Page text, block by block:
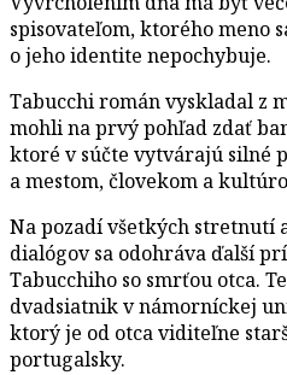
spisovateľom, ktorého meno
o jeho identite nepochybuje.
Tabucchi román vyskladal z
mohli na prvý pohľad zdať
ktoré v súčte vytvárajú silné
a mestom, človekom a
Na pozadí všetkých stretnutí
dialógov sa odohráva ďalší
Tabucchiho so smrťou otca.
dvadsiatnik v námorníckej
ktorý je od otca viditeľne
portugalsky.